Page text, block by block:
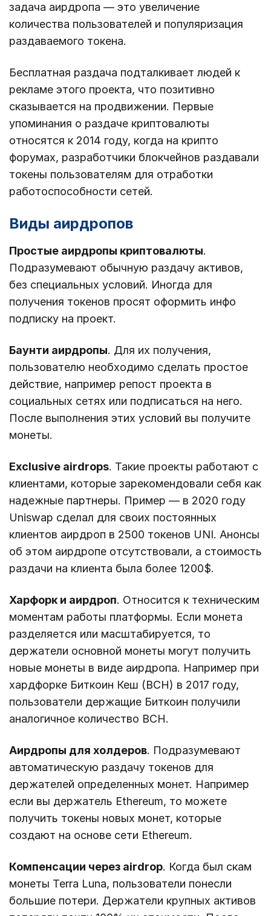
задача аирдропа — это увеличение
количества пользователей и популяризация
раздаваемого токена.
Бесплатная раздача подталкивает людей к
рекламе этого проекта, что позитивно
сказывается на продвижении. Первые
упоминания о раздаче криптовалюты
относятся к 2014 году, когда на крипто
форумах, разработчики блокчейнов раздавали
токены пользователям для отработки
работоспособности сетей.
Виды аирдропов
Простые аирдропы криптовалюты.
Подразумевают обычную раздачу активов,
без специальных условий. Иногда для
получения токенов просят оформить инфо
подписку на проект.
Баунти аирдропы. Для их получения,
пользователю необходимо сделать простое
действие, например репост проекта в
социальных сетях или подписаться на него.
После выполнения этих условий вы получите
монеты.
Exclusive airdrops. Такие проекты работают с
клиентами, которые зарекомендовали себя как
надежные партнеры. Пример — в 2020 году
Uniswap сделал для своих постоянных
клиентов аирдроп в 2500 токенов UNI. Анонсы
об этом аирдропе отсутствовали, а стоимость
раздачи на клиента была более 1200$.
Харфорк и аирдроп. Относится к техническим
моментам работы платформы. Если монета
разделяется или масштабируется, то
держатели основной монеты могут получить
новые монеты в виде аирдропа. Например при
хардфорке Биткоин Кеш (BCH) в 2017 году,
пользователи держащие Биткоин получили
аналогичное количество BCH.
Аирдропы для холдеров. Подразумевают
автоматическую раздачу токенов для
держателей определенных монет. Например
если вы держатель Ethereum, то можете
получить токены новых монет, которые
создают на основе сети Ethereum.
Компенсации через airdrop. Когда был скам
монеты Terra Luna, пользователи понесли
большие потери. Держатели крупных активов